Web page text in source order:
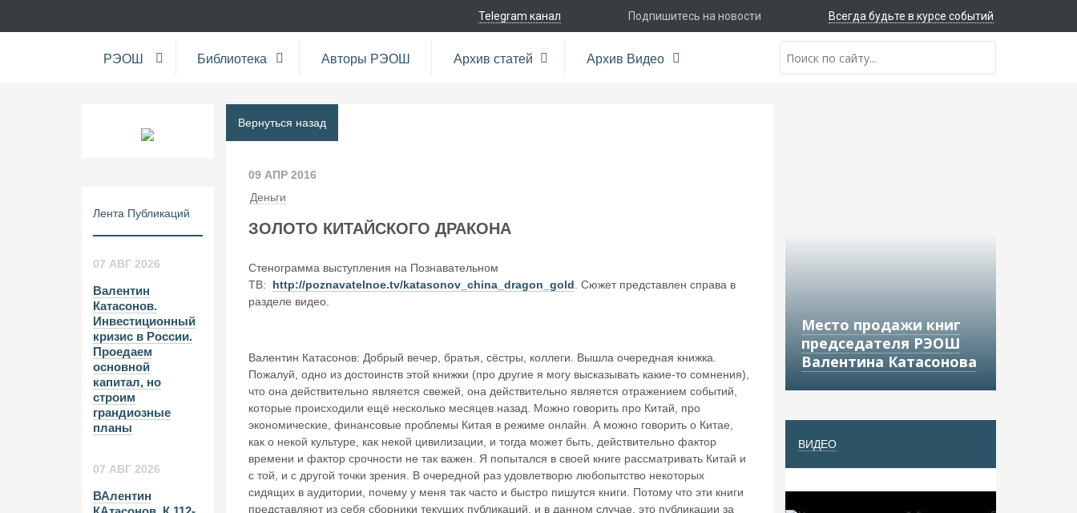
Telegram канал Подпишитесь на новости Всегда будьте в курсе событий
РЭОШ Библиотека Авторы РЭОШ Архив статей Архив Видео
Лента Публикаций
07 АВГ 2026
Валентин
Катасонов.
Инвестиционный
кризис в России.
Проедаем
основной
капитал, но
строим
грандиозные
планы
07 АВГ 2026
ВАлентин
Вернуться назад
09 АПР 2016
Деньги
ЗОЛОТО КИТАЙСКОГО ДРАКОНА
Стенограмма выступления на Познавательном
ТВ: http://poznavatelnoe.tv/katasonov_china_dragon_gold . Сюжет представлен справа в
разделе видео.
Валентин Катасонов: Добрый вечер, братья, сёстры, коллеги. Вышла очередная книжка.
Пожалуй, одно из достоинств этой книжки (про другие я могу высказывать какие-то сомнения),
что она действительно является свежей, она действительно является отражением событий,
которые происходили ещё несколько месяцев назад. Можно говорить про Китай, про
экономические, финансовые проблемы Китая в режиме онлайн. А можно говорить о Китае,
как о некой культуре, как некой цивилизации, и тогда может быть, действительно фактор
времени и фактор срочности не так важен. Я попытался в своей книге рассматривать Китай и
с той, и с другой точки зрения. В очередной раз удовлетворю любопытство некоторых
сидящих в аудитории, почему у меня так часто и быстро пишутся книги. Потому что эти книги
представляют из себя сборники текущих публикаций, и в данном случае, это публикации за
Место продажи книг
председателя РЭОШ
Валентина Катасонова
ВИДЕО